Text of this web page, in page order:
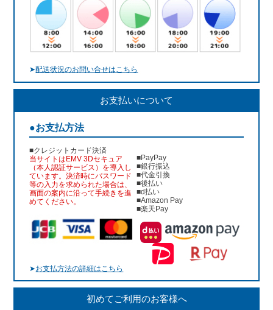
➤配送状況のお問い合せはこちら
お支払いについて
●お支払方法
■クレジットカード決済
当サイトはEMV 3Dセキュア
（本人認証サービス）を導入し
ています。決済時にパスワード
等の入力を求められた場合は、
画面の案内に沿って手続きを進
めてください。
■PayPay
■銀行振込
■代金引換
■後払い
■d払い
■Amazon Pay
■楽天Pay
➤お支払方法の詳細はこちら
初めてご利用のお客様へ